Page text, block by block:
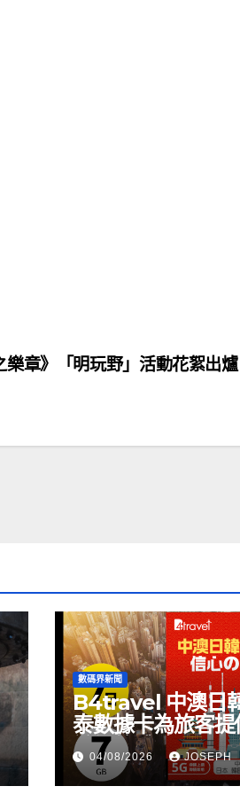
樂章》「明玩野」活動花絮出
數碼界新聞
B4travel 中澳日
泰數據卡為旅客提
縫網絡體驗
04/08/2026 JOSEPH